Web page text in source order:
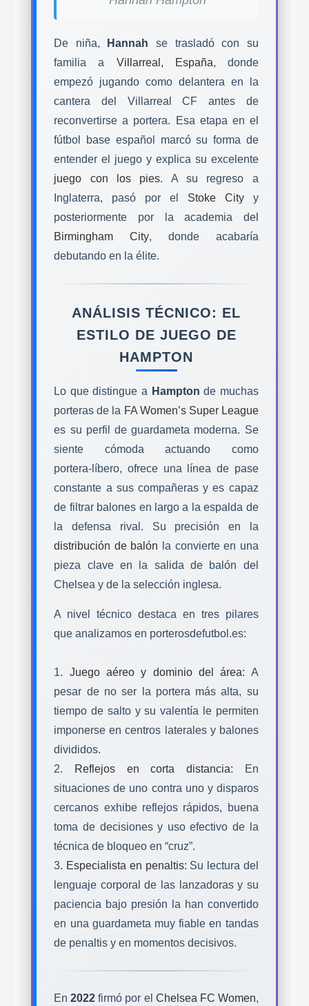
De niña, Hannah se trasladó con su
familia a Villarreal, España, donde
empezó jugando como delantera en la
cantera del Villarreal CF antes de
reconvertirse a portera. Esa etapa en el
fútbol base español marcó su forma de
entender el juego y explica su excelente
juego con los pies. A su regreso a
Inglaterra, pasó por el Stoke Cityy
posteriormente por la academia del
Birmingham City, donde acabaría
debutando en la élite.
ANÁLISIS TÉCNICO: EL
ESTILO DE JUEGO DE
HAMPTON
Lo que distingue a Hampton de muchas
porteras de la FA Women’s Super League
es su perfil deguardameta moderna. Se
siente cómoda actuando como
portera‑líbero, ofrece una línea de pase
constante a sus compañeras y es capaz
de filtrar balones en largo a la espalda de
la defensa rival. Su precisión en la
distribución de balón la convierte en una
pieza clave en la salida de balón del
Chelsea y de la selección inglesa.
A nivel técnico destaca en tres pilares
que analizamos en porterosdefutbol.es:
1. Juego aéreo y dominio del área: A
pesar de no ser la portera más alta, su
tiempo de salto y su valentía le permiten
imponerse en centros laterales y balones
divididos.
2.
Reflejos en corta distancia: En
situaciones de uno contra uno y disparos
cercanos exhibe reflejos rápidos, buena
toma de decisiones y uso efectivo de la
técnica de bloqueo en “cruz”.
3. Especialista en penaltis: Su lectura del
lenguaje corporal de las lanzadoras y su
paciencia bajo presión la han convertido
en una guardameta muy fiable en tandas
de penaltis y en momentos decisivos.
En2022 firmó por el Chelsea FC Women,